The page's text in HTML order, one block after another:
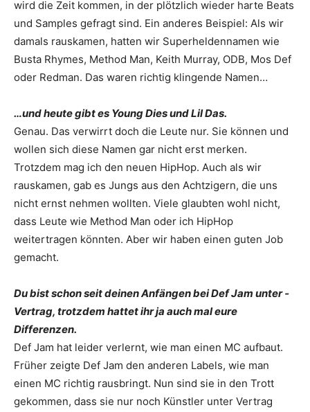
wird die Zeit kommen, in der plötzlich wieder harte Beats
und Samples gefragt sind. Ein anderes Beispiel: Als wir
damals rauskamen, hatten wir Superheldennamen wie
Busta Rhymes, Method Man, Keith Murray, ODB, Mos Def
oder Redman. Das waren richtig ­klingende Namen…
…und heute gibt es Young Dies und Lil Das.
Genau. Das verwirrt doch die Leute nur. Sie können und
wollen sich ­diese Namen gar nicht erst merken.
Trotzdem mag ich den neuen HipHop. Auch als wir
rauskamen, gab es Jungs aus den Achtzigern, die uns
nicht ernst nehmen wollten. Viele glaubten wohl nicht,
dass Leute wie Method Man oder ich HipHop
weitertragen könnten. Aber wir haben einen guten Job
gemacht.
Du bist schon seit deinen ­Anfängen bei Def Jam unter ­
Vertrag, trotzdem hattet ihr ja auch mal eure
Differenzen.
Def Jam hat leider verlernt, wie man einen MC aufbaut.
Früher zeigte Def Jam den anderen Labels, wie man
einen MC richtig rausbringt. Nun sind sie in den Trott
gekommen, dass sie nur noch Künstler unter Vertrag